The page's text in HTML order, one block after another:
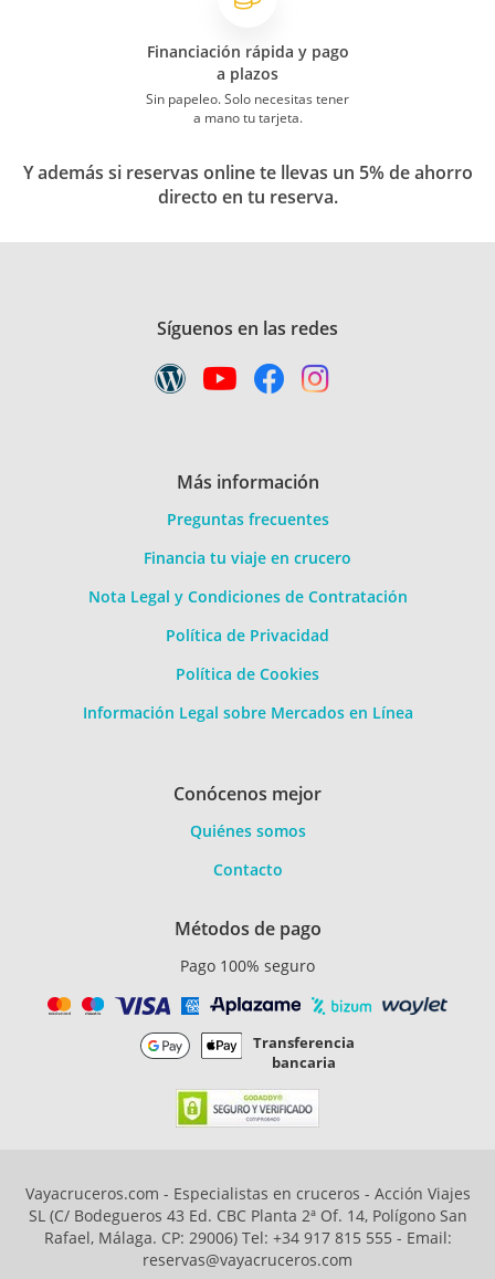
Financiación rápida y pago
a plazos
Sin papeleo. Solo necesitas tener
a mano tu tarjeta.
Y además si reservas online te llevas un 5% de ahorro
directo en tu reserva.
Síguenos en las redes
Más información
Preguntas frecuentes
Financia tu viaje en crucero
Nota Legal y Condiciones de Contratación
Política de Privacidad
Política de Cookies
Información Legal sobre Mercados en Línea
Conócenos mejor
Quiénes somos
Contacto
Métodos de pago
Pago 100% seguro
Transferencia
bancaria
Vayacruceros.com - Especialistas en cruceros - Acción Viajes
SL (C/ Bodegueros 43 Ed. CBC Planta 2ª Of. 14, Polígono San
Rafael, Málaga. CP: 29006) Tel: +34 917 815 555 - Email:
reservas@vayacruceros.com